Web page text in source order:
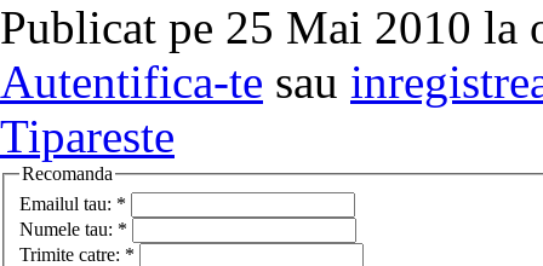
Publicat pe 25 Mai 2010 la
Autentifica-te sau
Tipareste
Recomanda
Emailul tau: *
Numele tau: *
Trimite catre: *